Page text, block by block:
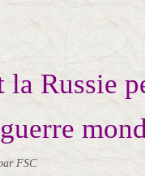
la Russie
FSC